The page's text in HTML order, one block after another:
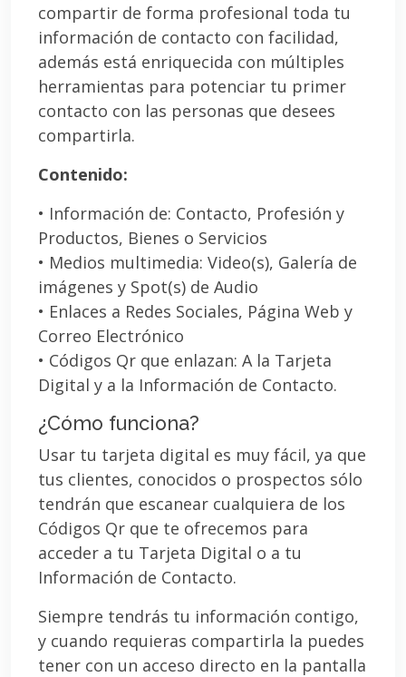
compartir de forma profesional toda tu
información de contacto con facilidad,
además está enriquecida con múltiples
herramientas para potenciar tu primer
contacto con las personas que desees
compartirla.
Contenido:
• Información de: Contacto, Profesión y
Productos, Bienes o Servicios
• Medios multimedia: Video(s), Galería de
imágenes y Spot(s) de Audio
• Enlaces a Redes Sociales, Página Web y
Correo Electrónico
• Códigos Qr que enlazan: A la Tarjeta
Digital y a la Información de Contacto.
¿Cómo funciona?
Usar tu tarjeta digital es muy fácil, ya que
tus clientes, conocidos o prospectos sólo
tendrán que escanear cualquiera de los
Códigos Qr que te ofrecemos para
acceder a tu Tarjeta Digital o a tu
Información de Contacto.
Siempre tendrás tu información contigo,
y cuando requieras compartirla la puedes
tener con un acceso directo en la pantalla